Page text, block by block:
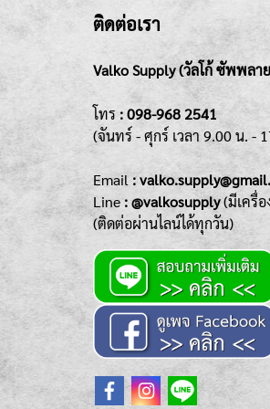
ติดต่อเรา
Valko Supply (วัลโก้ ซัพพลา
โทร :098-968 2541
(จันทร์ - ศุกร์ เวลา 9.00 น. -
Email :
Line : @valkosupply(มีเครื่
(ติดต่อผ่านไลน์ได้ทุกวัน)